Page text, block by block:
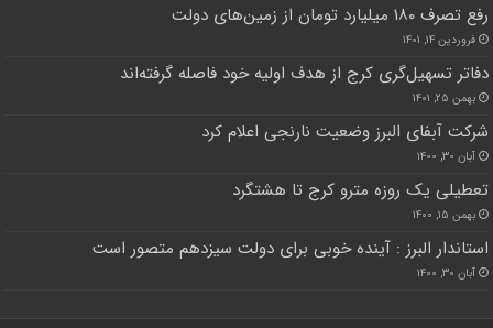
رفع تصرف ۱۸۰ میلیارد تومان از زمین‌های دولت
فروردین ۱۴, ۱۴۰۱
دفاتر تسهیل‌گری کرج از هدف اولیه خود فاصله گرفته‌اند
بهمن ۲۵, ۱۴۰۱
شرکت آبفای البرز وضعیت نارنجی اعلام کرد
آبان ۳۰, ۱۴۰۰
تعطیلی یک روزه مترو کرج تا هشتگرد
بهمن ۱۵, ۱۴۰۰
استاندار البرز : آینده خوبی برای دولت سیزدهم متصور است
آبان ۳۰, ۱۴۰۰